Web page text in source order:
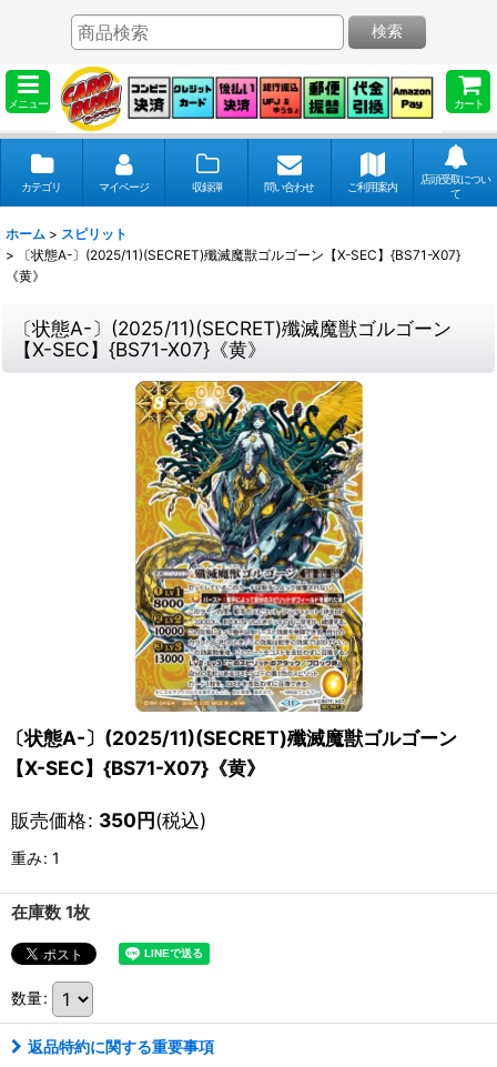
メニュー カート
検索
カテゴリ マイページ 収録弾 問い合わせ ご利用案内
店頭受取につい
て
ホーム > スピリット
>
〔状態A-〕(2025/11)(SECRET)殲滅魔獣ゴルゴーン【X-SEC】{BS71-X07}
《黄》
〔状態A-〕(2025/11)(SECRET)殲滅魔獣ゴルゴーン
【X-SEC】{BS71-X07}《黄》
〔状態A-〕(2025/11)(SECRET)殲滅魔獣ゴルゴーン
【X-SEC】{BS71-X07}《黄》
販売価格: 350円(税込)
重み: 1
在庫数 1枚
数量:
返品特約に関する重要事項